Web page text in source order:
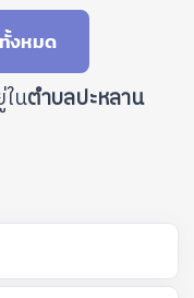
งหมด
นตำบลปะหลาน